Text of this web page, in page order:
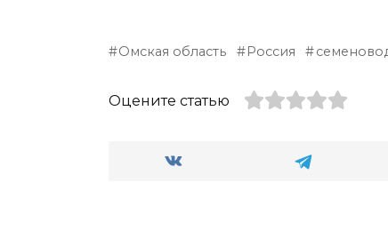
Омская область Россия
Оцените статью